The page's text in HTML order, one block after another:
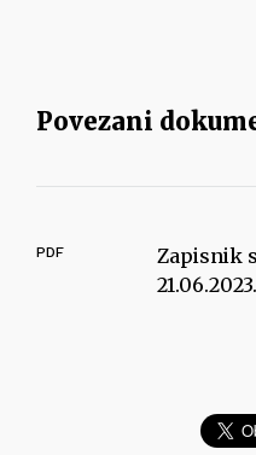
Povezani
PDF
Zapisnik